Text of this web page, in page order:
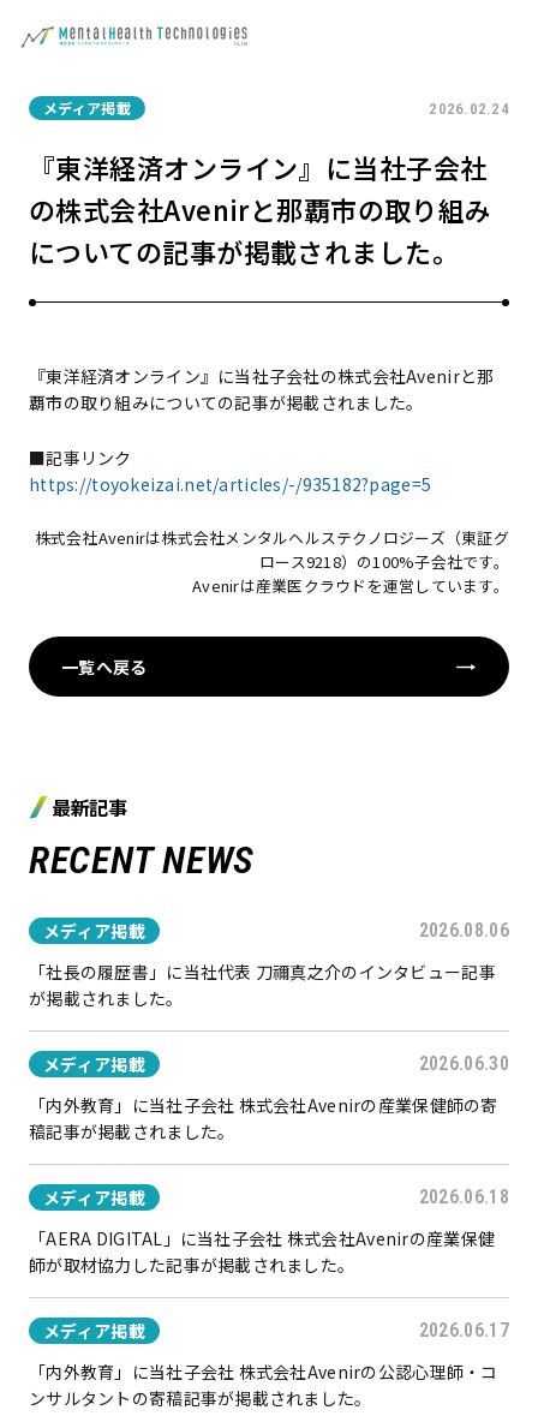
メディア掲載 2026.02.24
『東洋経済オンライン』に当社子会社
の株式会社Avenirと那覇市の取り組み
についての記事が掲載されました。
『東洋経済オンライン』に当社子会社の株式会社Avenirと那
覇市の取り組みについての記事が掲載されました。
■記事リンク
https://toyokeizai.net/articles/-/935182?page=5
株式会社Avenirは株式会社メンタルヘルステクノロジーズ （東証グ
ロース9218）の100%子会社です。
Avenirは産業医クラウド を運営しています。
一覧へ戻る
最新記事
RECENT NEWS
メディア掲載 2026.08.06
「社長の履歴書」に当社代表 刀禰真之介のインタビュー記事
が掲載されました。
メディア掲載 2026.06.30
「内外教育」に当社子会社 株式会社Avenirの産業保健師の寄
稿記事が掲載されました。
メディア掲載 2026.06.18
「AERA DIGITAL」に当社子会社 株式会社Avenirの産業保健
師が取材協力した記事が掲載されました。
メディア掲載 2026.06.17
「内外教育」に当社子会社 株式会社Avenirの公認心理師・コ
ンサルタントの寄稿記事が掲載されました。